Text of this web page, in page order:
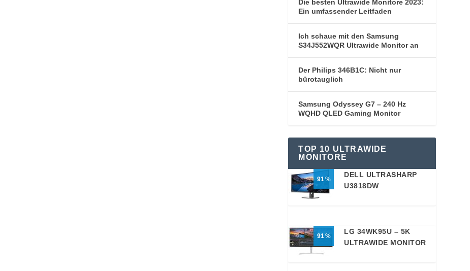
Die besten Ultrawide Monitore 2023:
Ein umfassender Leitfaden
Ich schaue mit den Samsung
S34J552WQR Ultrawide Monitor an
Der Philips 346B1C: Nicht nur
bürotauglich
Samsung Odyssey G7 – 240 Hz
WQHD QLED Gaming Monitor
TOP 10 ULTRAWIDE
MONITORE
91
DELL ULTRASHARP
U3818DW
91
LG 34WK95U – 5K
ULTRAWIDE MONITOR